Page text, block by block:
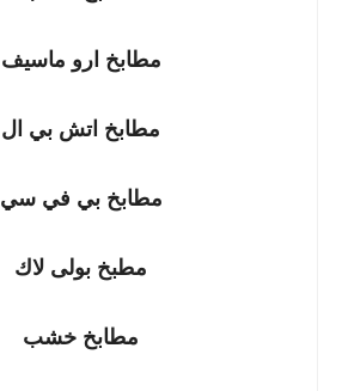
مطابخ ارو ماسيف
مطابخ اتش بي ال
مطابخ بي في سي
مطبخ بولى لاك
مطابخ خشب